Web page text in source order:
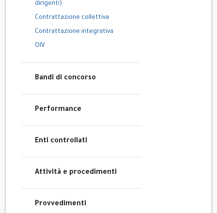
dirigenti)
Contrattazione collettiva
Contrattazione integrativa
OIV
Bandi di concorso
Performance
Enti controllati
Attività e procedimenti
Provvedimenti